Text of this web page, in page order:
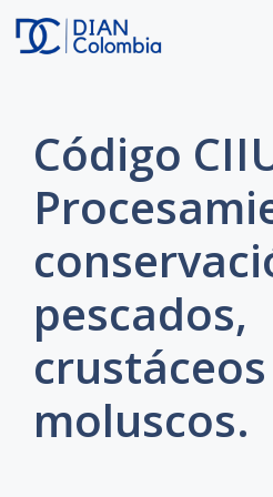
Saltar
Código
pescados,
moluscos.